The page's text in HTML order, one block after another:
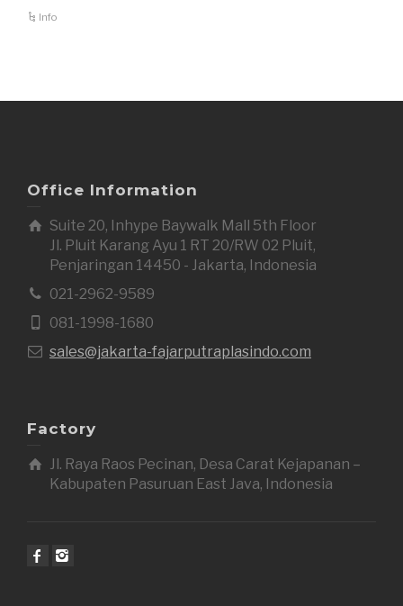
Info
Office Information
Suite 20, Inhype Baywalk Mall 5th Floor
Jl. Pluit Karang Ayu 1 RT 20/RW 02 Pluit,
Penjaringan 14450 - Jakarta, Indonesia
021-2962-9589
081-1998-1680
sales@jakarta-fajarputraplasindo.com
Factory
Jl. Raya Raos Pecinan, Desa Carat Kejapanan –
Kabupaten Pasuruan East Java, Indonesia